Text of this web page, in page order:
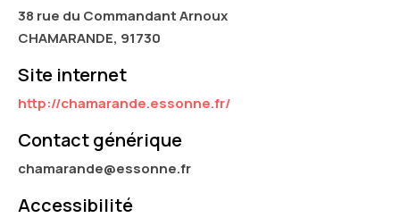
38 rue du Commandant Arnoux
CHAMARANDE, 91730
Site internet
http://chamarande.essonne.fr/
Contact générique
chamarande@essonne.fr
Accessibilité